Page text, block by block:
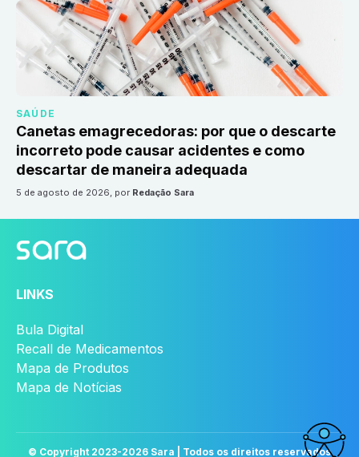
SAÚDE
Canetas emagrecedoras: por que o descarte
incorreto pode causar acidentes e como
descartar de maneira adequada
5 de agosto de 2026, por Redação Sara
LINKS
Bula Digital
Recall de Medicamentos
Mapa de Produtos
Mapa de Notícias
© Copyright 2023-2026 Sara | Todos os direitos reservados